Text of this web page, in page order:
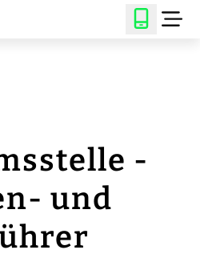
-
und